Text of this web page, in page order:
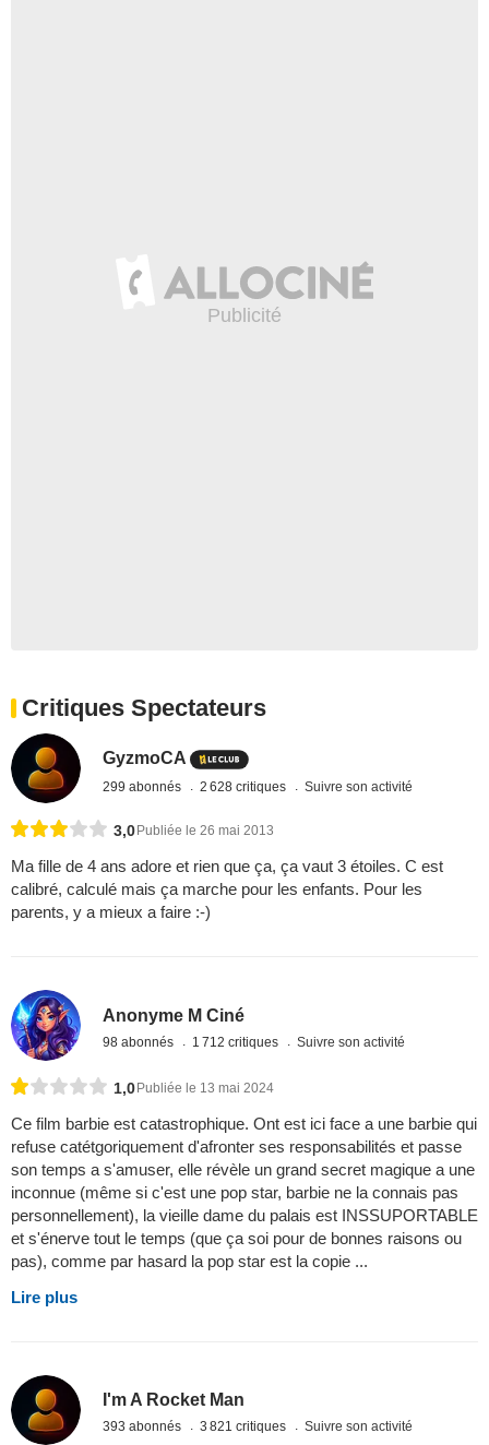
Critiques Spectateurs
GyzmoCA
299 abonnés 2 628 critiques Suivre son activité
3,0 Publiée le 26 mai 2013
Ma fille de 4 ans adore et rien que ça, ça vaut 3 étoiles. C est
calibré, calculé mais ça marche pour les enfants. Pour les
parents, y a mieux a faire :-)
Anonyme M Ciné
98 abonnés 1 712 critiques Suivre son activité
1,0Publiée le 13 mai 2024
Ce film barbie est catastrophique. Ont est ici face a une barbie qui
refuse catétgoriquement d'afronter ses responsabilités et passe
son temps a s'amuser, elle révèle un grand secret magique a une
inconnue (même si c'est une pop star, barbie ne la connais pas
personnellement), la vieille dame du palais est INSSUPORTABLE
et s'énerve tout le temps (que ça soi pour de bonnes raisons ou
pas), comme par hasard la pop star est la copie ...
Lire plus
I'm A Rocket Man
393 abonnés 3 821 critiques Suivre son activité